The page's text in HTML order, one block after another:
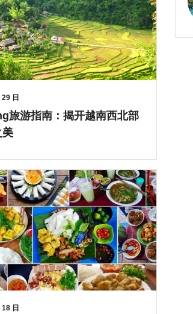
日
旅游指南：揭开越南西北部
美
日